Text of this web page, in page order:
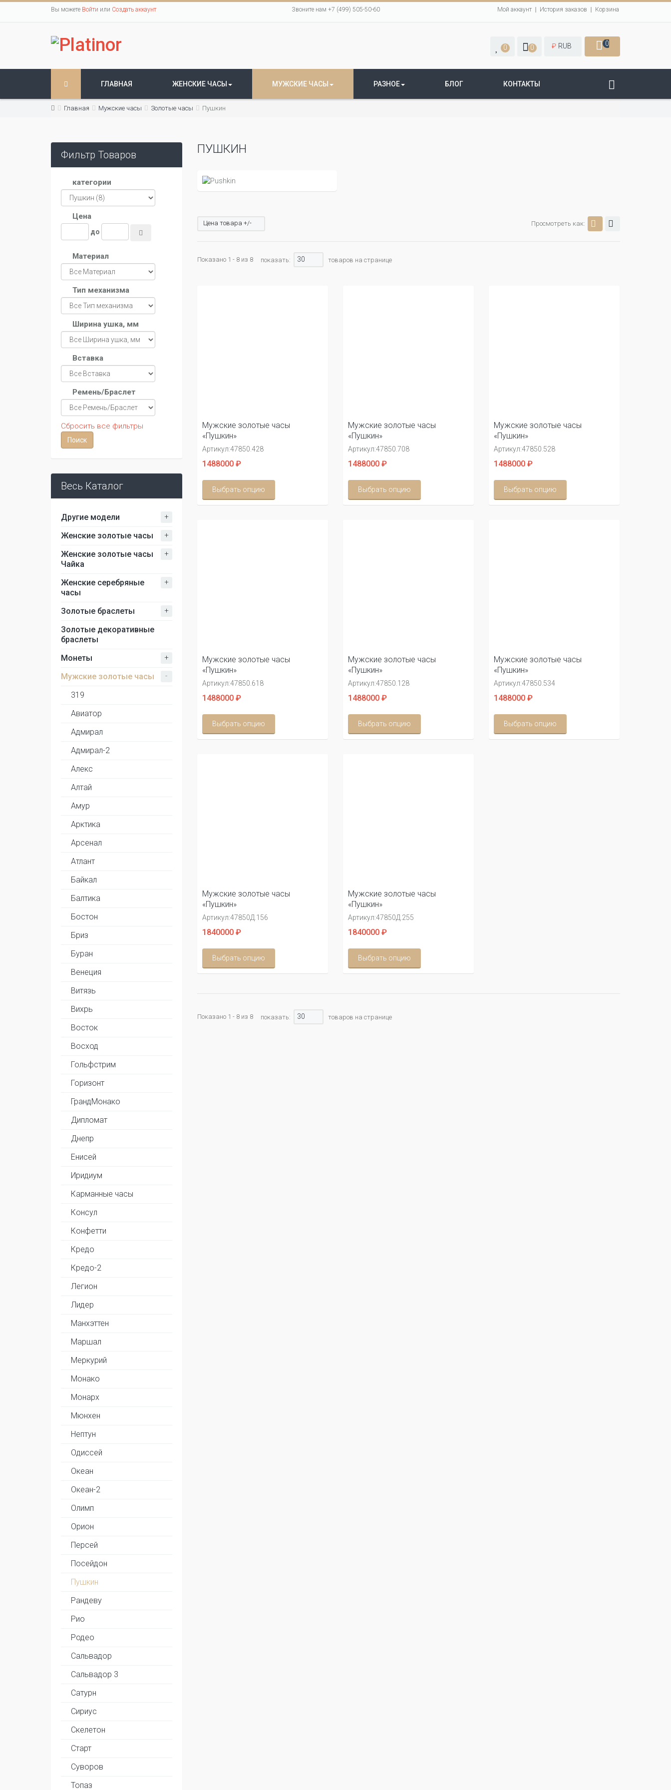
Вы можете Войти или Создать аккаунт Звоните нам +7 (499) 505-50-60 Мой аккаунт История заказов Корзина
0 0 ₽ RUB 0
ГЛАВНАЯ ЖЕНСКИЕ ЧАСЫ МУЖСКИЕ ЧАСЫ РАЗНОЕ БЛОГ КОНТАКТЫ
Главная Мужские часы Золотые часы Пушкин
Фильтр Товаров
категории
Цена
до
Материал
Тип механизма
Ширина ушка, мм
Вставка
Ремень/Браслет
Сбросить все фильтры
Весь Каталог
Другие модели +
Женские золотые часы +
Женские золотые часы
Чайка
+
Женские серебряные
часы
+
Золотые браслеты +
Золотые декоративные
браслеты
Монеты
+
Мужские золотые часы -
319
Авиатор
Адмирал
Адмирал-2
Алекс
Алтай
Амур
Арктика
Арсенал
Атлант
Байкал
Балтика
Бостон
Бриз
Буран
Венеция
Витязь
Вихрь
Восток
Восход
Гольфстрим
Горизонт
ГрандМонако
Дипломат
Днепр
Енисей
Иридиум
Карманные часы
Консул
Конфетти
Кредо
Кредо-2
Легион
Лидер
Манхэттен
Маршал
Меркурий
Монако
Монарх
Мюнхен
Нептун
Одиссей
Океан
Океан-2
Олимп
Орион
Персей
Посейдон
Пушкин
Рандеву
Рио
Родео
Сальвадор
Сальвадор 3
Сатурн
Сириус
Скелетон
Старт
Суворов
Топаз
ПУШКИН
Просмотреть как:
Цена товара +/-
Показано 1 - 8 из 8 показать: 30 товаров на странице
Мужские золотые часы
«Пушкин»
Артикул:47850.428
1488000 ₽
Выбрать опцию
Мужские золотые часы
«Пушкин»
Артикул:47850.708
1488000 ₽
Выбрать опцию
Мужские золотые часы
«Пушкин»
Артикул:47850.528
1488000 ₽
Выбрать опцию
Мужские золотые часы
«Пушкин»
Артикул:47850.618
1488000 ₽
Выбрать опцию
Мужские золотые часы
«Пушкин»
Артикул:47850.128
1488000 ₽
Выбрать опцию
Мужские золотые часы
«Пушкин»
Артикул:47850.534
1488000 ₽
Выбрать опцию
Мужские золотые часы
«Пушкин»
Артикул:47850Д.156
1840000 ₽
Выбрать опцию
Мужские золотые часы
«Пушкин»
Артикул:47850Д.255
1840000 ₽
Выбрать опцию
Показано 1 - 8 из 8 показать: 30 товаров на странице